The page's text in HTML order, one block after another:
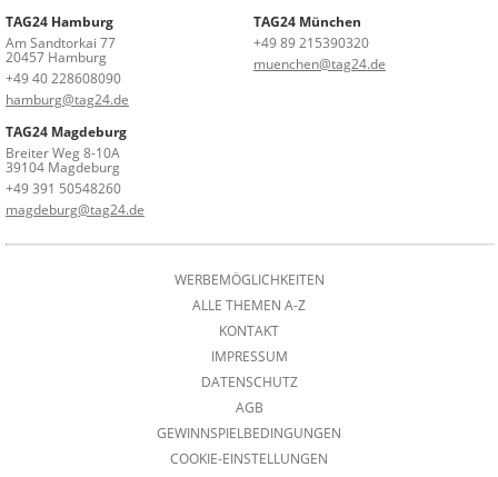
TAG24 Hamburg
Am Sandtorkai 77
20457 Hamburg
+49 40 228608090
hamburg@tag24.de
TAG24 München
+49 89 215390320
muenchen@tag24.de
TAG24 Magdeburg
Breiter Weg 8-10A
39104 Magdeburg
+49 391 50548260
magdeburg@tag24.de
WERBEMÖGLICHKEITEN
ALLE THEMEN A-Z
KONTAKT
IMPRESSUM
DATENSCHUTZ
AGB
GEWINNSPIELBEDINGUNGEN
COOKIE-EINSTELLUNGEN